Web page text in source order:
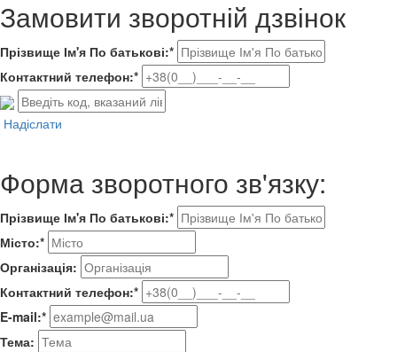
Замовити зворотній дзвінок
Прізвище Ім'я По батькові:*
Контактний телефон:*
Надіслати
Форма зворотного зв'язку:
Прізвище Ім'я По батькові:*
Місто:*
Організація:
Контактний телефон:*
E-mail:*
Тема: